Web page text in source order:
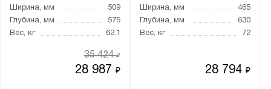
Ширина, мм
509
Глубина, мм
575
Вес, кг
62.1
28 987₽
35 424₽
Ширина, мм
465
Глубина, мм
630
Вес, кг
72
28 794₽